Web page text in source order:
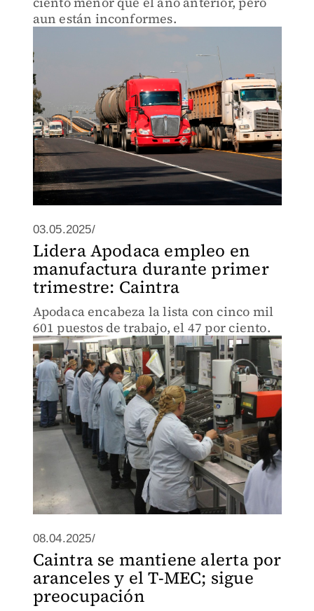
aun están inconformes.
03.05.2025/
Lidera Apodaca empleo en
manufactura durante primer
trimestre: Caintra
Apodaca encabeza la lista con cinco mil
601 puestos de trabajo, el 47 por ciento.
08.04.2025/
Caintra se mantiene alerta por
aranceles y el T-MEC; sigue
preocupación